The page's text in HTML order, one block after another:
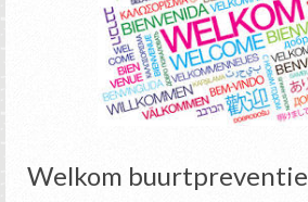
Welkom buurtpreventie